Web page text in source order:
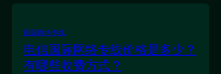
国际网络专线
电信国际网络专线价格是多少？
有哪些收费方式？